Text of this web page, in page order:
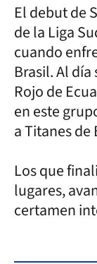
El debut de
de la Liga
cuando
Brasil. Al
Rojo de
en este
a Titanes
Los que
lugares,
certamen